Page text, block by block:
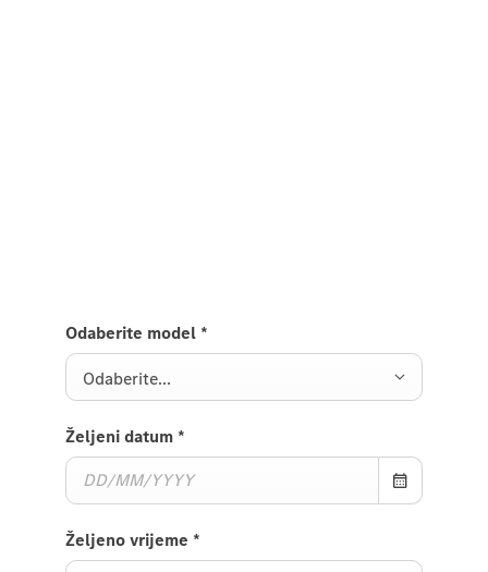
Odaberite model *
Odaberite...
Željeni datum *
Željeno vrijeme *